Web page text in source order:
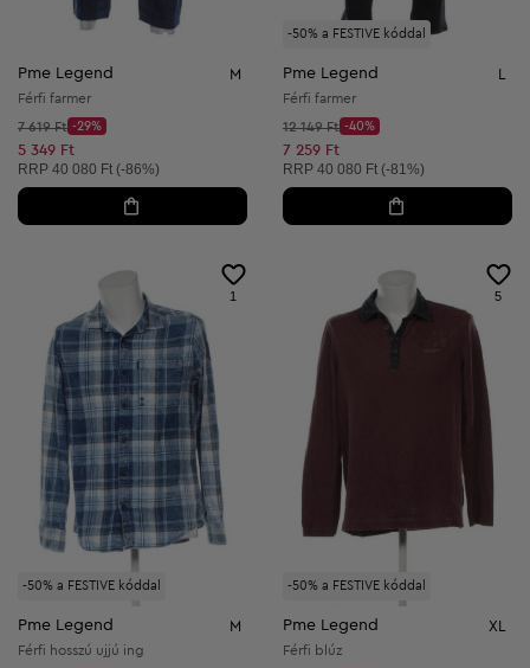
Pme Legend M
Férfi farmer
Kezdő ár:
7 619 Ft
Discount Price:
-29%
Csökkentett ár:
5 349 Ft
Ajánlott ár:
RRP 40 080 Ft (-86%)
-50% a FESTIVE kóddal
Pme Legend L
Férfi farmer
Kezdő ár:
12 149 Ft
Discount Price:
-40%
Csökkentett ár:
7 259 Ft
Ajánlott ár:
RRP 40 080 Ft (-81%)
-50% a FESTIVE kóddal
1
Pme Legend M
Férfi hosszú ujjú ing
-50% a FESTIVE kóddal
5
Pme Legend XL
Férfi blúz